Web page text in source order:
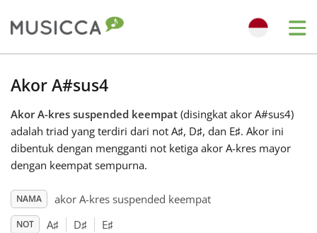
Български
Dansk
Akor A#sus4
Akor A-kres suspended keempat (disingkat akor A#sus4)
adalah triad yang terdiri dari not A♯, D♯, dan E♯. Akor ini
dibentuk dengan mengganti not ketiga akor A-kres mayor
dengan keempat sempurna.
NAMA akor A-kres suspended keempat
NOT A♯ D♯ E♯